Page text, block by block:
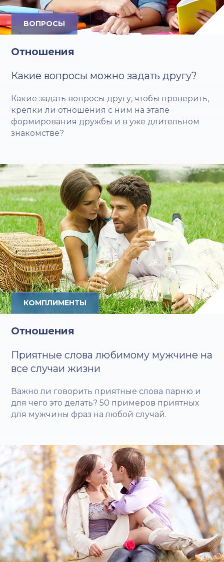
ВОПРОСЫ
Отношения
Какие вопросы можно задать другу?
Какие задать вопросы другу, чтобы проверить,
крепки ли отношения с ним на этапе
формирования дружбы и в уже длительном
знакомстве?
КОМПЛИМЕНТЫ
Отношения
Приятные слова любимому мужчине на
все случаи жизни
Важно ли говорить приятные слова парню и
для чего это делать? 50 примеров приятных
для мужчины фраз на любой случай.